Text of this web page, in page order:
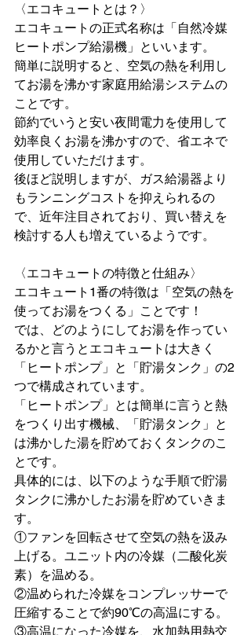
〈エコキュートとは？〉
エコキュートの正式名称は「自然冷媒
ヒートポンプ給湯機」といいます。
簡単に説明すると、空気の熱を利用し
てお湯を沸かす家庭用給湯システムの
ことです。
節約でいうと安い夜間電力を使用して
効率良くお湯を沸かすので、省エネで
使用していただけます。
後ほど説明しますが、ガス給湯器より
もランニングコストを抑えられるの
で、近年注目されており、買い替えを
検討する人も増えているようです。
〈エコキュートの特徴と仕組み〉
エコキュート1番の特徴は「空気の熱を
使ってお湯をつくる」ことです！
では、どのようにしてお湯を作ってい
るかと言うとエコキュートは大きく
「ヒートポンプ」と「貯湯タンク」の2
つで構成されています。
「ヒートポンプ」とは簡単に言うと熱
をつくり出す機械、「貯湯タンク」と
は沸かした湯を貯めておくタンクのこ
とです。
具体的には、以下のような手順で貯湯
タンクに沸かしたお湯を貯めていきま
す。
①ファンを回転させて空気の熱を汲み
上げる。ユニット内の冷媒（二酸化炭
素）を温める。
②温められた冷媒をコンプレッサーで
圧縮することで約90℃の高温にする。
③高温になった冷媒を、水加熱用熱交